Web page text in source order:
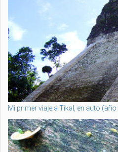
Mi primer viaje a Tikal, en auto